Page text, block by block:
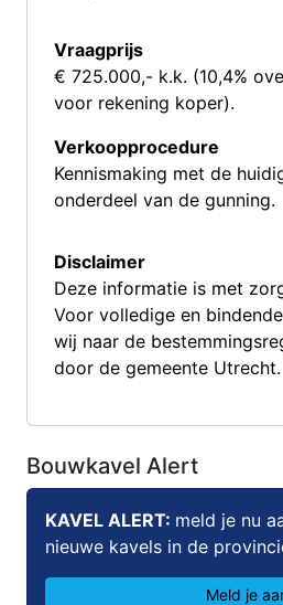
Vraagprijs
€ 725.000,- k.k. (10,4%
voor rekening koper).
Verkoopprocedure
Kennismaking met de
onderdeel van de gunning.
Disclaimer
Deze informatie is met
Voor volledige en
wij naar de
door de gemeente Utrecht.
Bouwkavel Alert
KAVEL ALERT: meld je nu
nieuwe kavels in de
Meld je